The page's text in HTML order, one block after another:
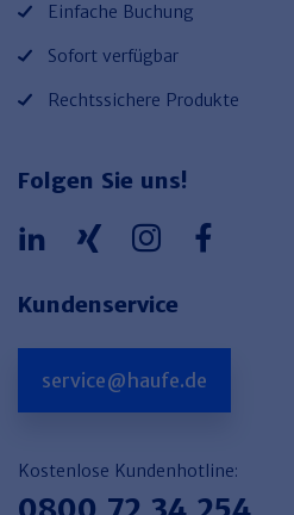
Einfache Buchung
Sofort verfügbar
Rechtssichere Produkte
Folgen Sie uns!
Kundenservice
service@haufe.de
Kostenlose Kundenhotline: